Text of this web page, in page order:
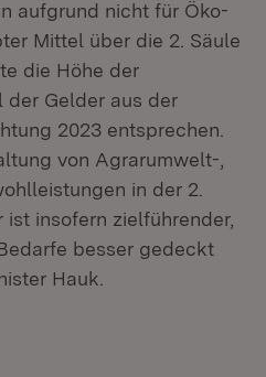
aufgrund nicht für Öko-
Mittel über die 2. Säule
die Höhe der
der Gelder aus der
2023 entsprechen.
von Agrarumwelt-,
in der 2.
insofern zielführender,
besser gedeckt
Hauk.